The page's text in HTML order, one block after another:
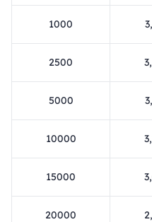
1000
2500
5000
10000
15000
20000